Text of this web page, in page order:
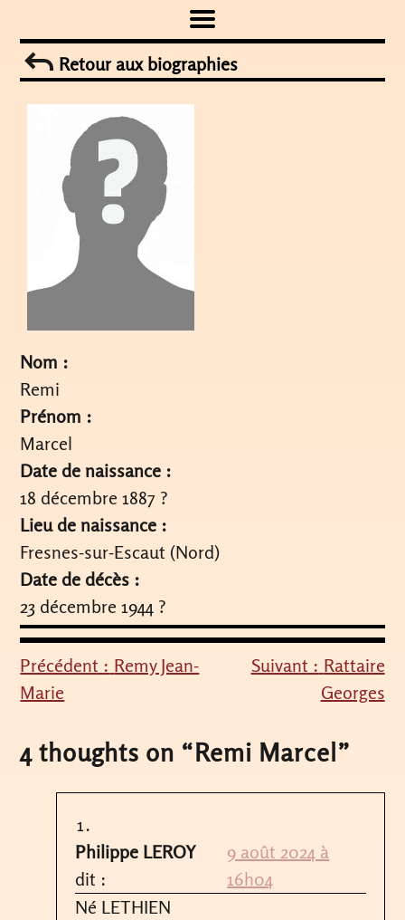
to
contentRetour aux biographies
Nom :
Remi
Prénom :
Marcel
Date de naissance :
18 décembre 1887 ?
Lieu de naissance :
Fresnes-sur-Escaut (Nord)
Date de décès :
23 décembre 1944 ?
Navigation
de
l’article
Précédent : Remy Jean-
Marie
Suivant : Rattaire
Georges
4 thoughts on “Remi Marcel ”
Philippe LEROY
dit :
9 août 2024 à
16h04
Né LETHIEN